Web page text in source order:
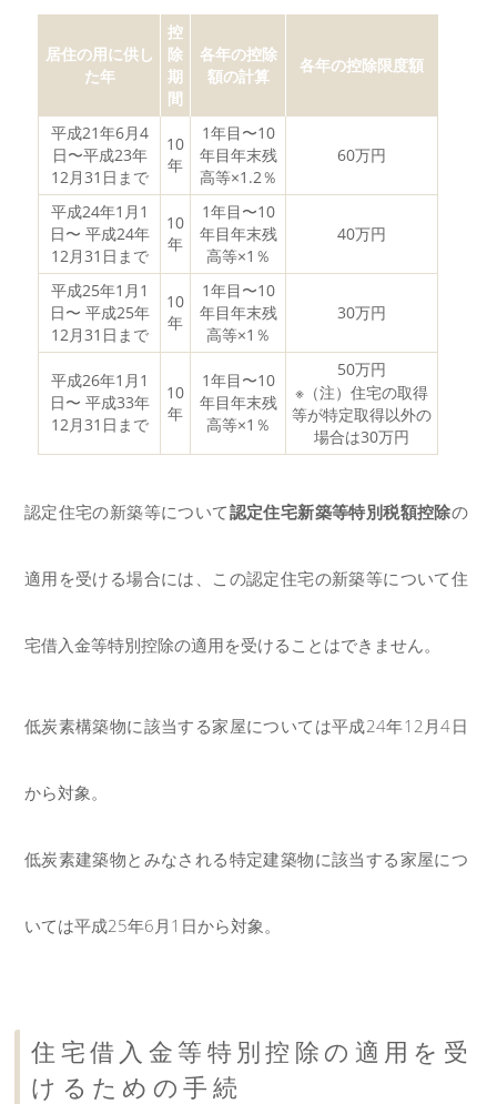
居住の用に供し
た年
控
除
期
間
各年の控除
額の計算
各年の控除限度額
平成21年6月4
日〜平成23年
12月31日まで
10
年
1年目〜10
年目年末残
高等×1.2％
60万円
平成24年1月1
日〜 平成24年
12月31日まで
10
年
1年目〜10
年目年末残
高等×1％
40万円
平成25年1月1
日〜 平成25年
12月31日まで
10
年
1年目〜10
年目年末残
高等×1％
30万円
平成26年1月1
日〜 平成33年
12月31日まで
10
年
1年目〜10
年目年末残
高等×1％
50万円
※（注）住宅の取得
等が特定取得以外の
場合は30万円
認定住宅の新築等について認定住宅新築等特別税額控除の
適用を受ける場合には、この認定住宅の新築等について住
宅借入金等特別控除の適用を受けることはできません。
低炭素構築物に該当する家屋については平成24年12月4日
から対象。
低炭素建築物とみなされる特定建築物に該当する家屋につ
いては平成25年6月1日から対象。
住宅借入金等特別控除の適用を受
けるための手続